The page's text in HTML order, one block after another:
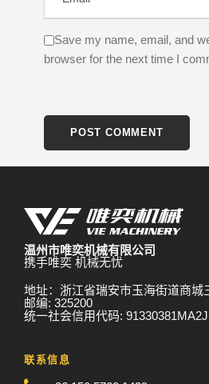
Save my name, email, and
browser for the next time I
温州市唯奕机械有限公司
携手唯奕 机械无忧
地址：浙江省瑞安市玉海街道商城
邮编: 325200
统一社会信用代码:
联系信息